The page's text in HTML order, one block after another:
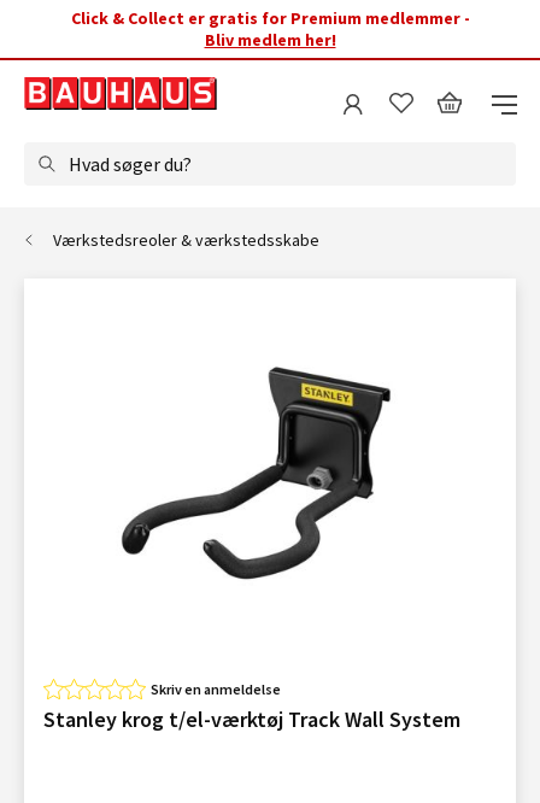
Click & Collect er gratis for Premium medlemmer -
Bliv medlem her!
Hvad søger du?
Værkstedsreoler & værkstedsskabe
Skriv en anmeldelse
Stanley krog t/el-værktøj Track Wall System